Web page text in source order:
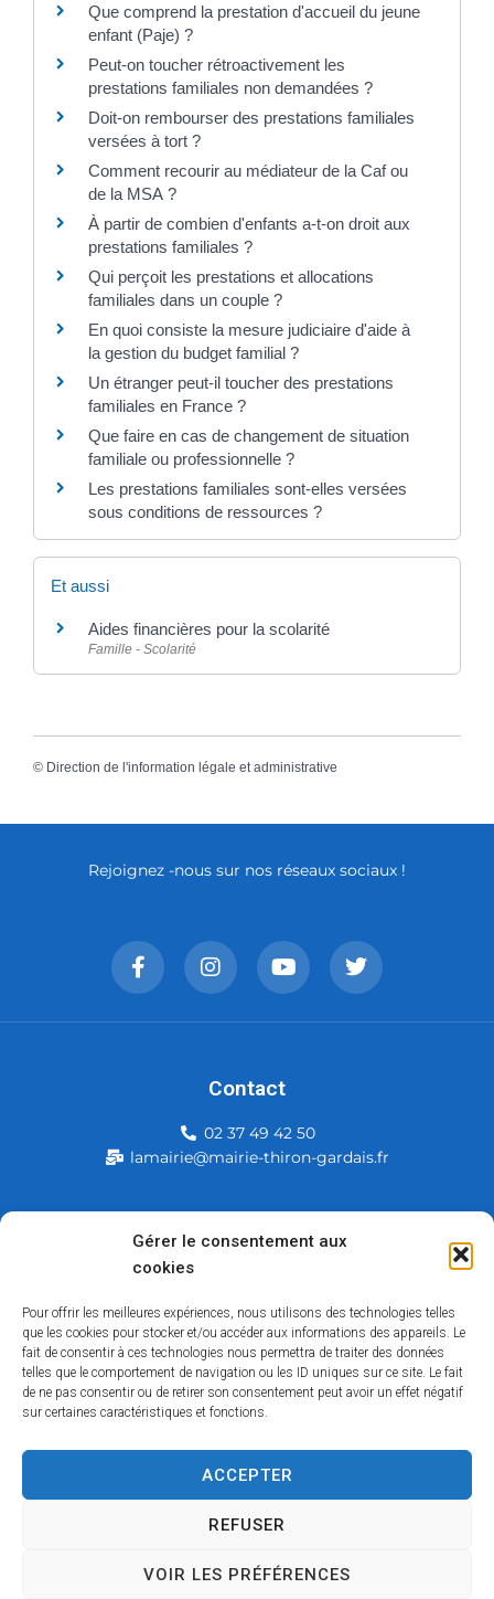
Gérer le consentement aux
cookies
Pour offrir les meilleures expériences, nous utilisons des technologies telles
que les cookies pour stocker et/ou accéder aux informations des appareils. Le
fait de consentir à ces technologies nous permettra de traiter des données
telles que le comportement de navigation ou les ID uniques sur ce site. Le fait
de ne pas consentir ou de retirer son consentement peut avoir un effet négatif
sur certaines caractéristiques et fonctions.
ACCEPTER
REFUSER
VOIR LES PRÉFÉRENCES
Que comprend la prestation d'accueil du jeune
enfant (Paje) ?
Peut-on toucher rétroactivement les
prestations familiales non demandées ?
Doit-on rembourser des prestations familiales
versées à tort ?
Comment recourir au médiateur de la Caf ou
de la MSA ?
À partir de combien d'enfants a-t-on droit aux
prestations familiales ?
Qui perçoit les prestations et allocations
familiales dans un couple ?
En quoi consiste la mesure judiciaire d'aide à
la gestion du budget familial ?
Un étranger peut-il toucher des prestations
familiales en France ?
Que faire en cas de changement de situation
familiale ou professionnelle ?
Les prestations familiales sont-elles versées
sous conditions de ressources ?
Et aussi
Aides financières pour la scolarité
Famille - Scolarité
© Direction de l'information légale et administrative
Mairie de Thiron-Gardais
28480 Thiron-Gardais
Rejoignez -nous sur nos réseaux sociaux !
Contact
02 37 49 42 50
lamairie@mairie-thiron-gardais.fr
Traitement de données personnelles
Copyright © 2026 – Tous droits réservés